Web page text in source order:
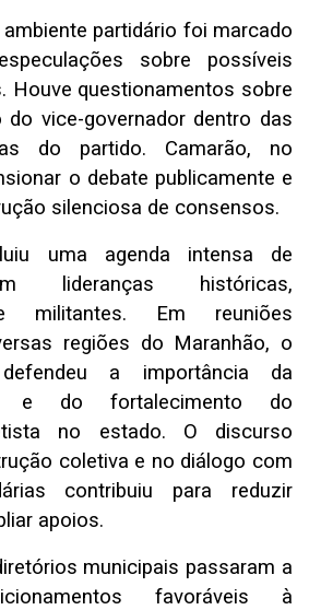
partidário foi marcado
sobre possíveis
Houve questionamentos sobre
vice-governador dentro das
do partido. Camarão, no
o debate publicamente e
silenciosa de consensos.
uma agenda intensa de
lideranças históricas,
militantes. Em reuniões
regiões do Maranhão, o
defendeu a importância da
e do fortalecimento do
no estado. O discurso
coletiva e no diálogo com
contribuiu para reduzir
apoios.
municipais passaram a
favoráveis à